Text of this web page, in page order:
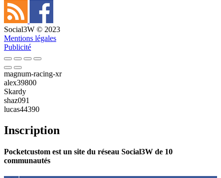
Social3W © 2023
Mentions légales
Publicité
magnum-racing-xr
alex39800
Skardy
shaz091
lucas44390
Inscription
Pocketcustom est un site du réseau Social3W de 10
communautés